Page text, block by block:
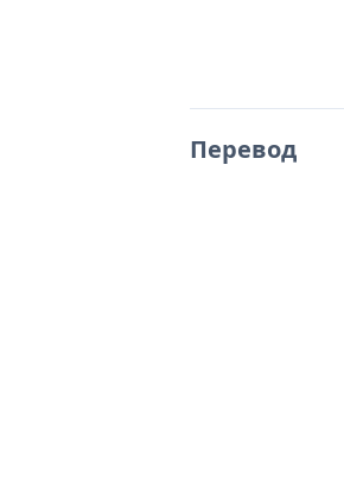
Перевод